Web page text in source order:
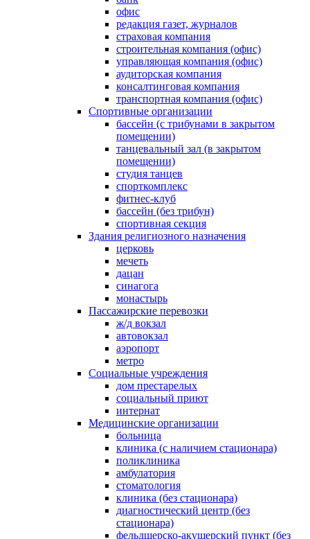
офис
редакция газет, журналов
страховая компания
строительная компания (офис)
управляющая компания (офис)
аудиторская компания
консалтинговая компания
транспортная компания (офис)
Спортивные организации
бассейн (с трибунами в закрытом
помещении)
танцевальный зал (в закрытом
помещении)
студия танцев
спорткомплекс
фитнес-клуб
бассейн (без трибун)
спортивная секция
Здания религиозного назначения
церковь
мечеть
дацан
синагога
монастырь
Пассажирские перевозки
ж/д вокзал
автовокзал
аэропорт
метро
Социальные учреждения
дом престарелых
социальный приют
интернат
Медицинские организации
больница
клиника (с наличием стационара)
поликлиника
амбулатория
стоматология
клиника (без стационара)
диагностический центр (без
стационара)
фельдшерско-акушерский пункт (без